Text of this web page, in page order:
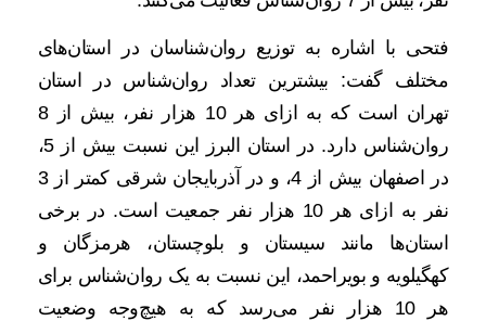
فتحی با اشاره به توزیع روان‌شناسان در استان‌های
مختلف گفت: بیشترین تعداد روان‌شناس در استان
تهران است که به ازای هر 10 هزار نفر، بیش از 8
روان‌شناس دارد. در استان البرز این نسبت بیش از 5،
در اصفهان بیش از 4، و در آذربایجان شرقی کمتر از 3
نفر به ازای هر 10 هزار نفر جمعیت است. در برخی
استان‌ها مانند سیستان و بلوچستان، هرمزگان و
کهگیلویه و بویراحمد، این نسبت به یک روان‌شناس برای
هر 10 هزار نفر می‌رسد که به هیچ‌وجه وضعیت